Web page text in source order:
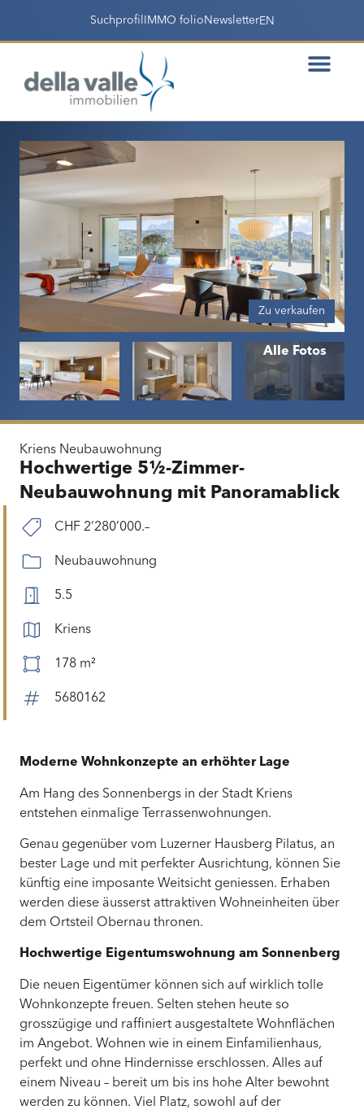
Suchprofil IMMO folio NewsletterEN
Zu verkaufen
Kriens Neubauwohnung
Hochwertige 5½-Zimmer-
Neubauwohnung mit Panoramablick
CHF 2’280’000.–
Neubauwohnung
5.5
Kriens
178 m²
5680162
Moderne Wohnkonzepte an erhöhter Lage
Am Hang des Sonnenbergs in der Stadt Kriens
entstehen einmalige Terrassenwohnungen.
Genau gegenüber vom Luzerner Hausberg Pilatus, an
bester Lage und mit perfekter Ausrichtung, können Sie
künftig eine imposante Weitsicht geniessen. Erhaben
werden diese äusserst attraktiven Wohneinheiten über
dem Ortsteil Obernau thronen.
Hochwertige Eigentumswohnung am Sonnenberg
Die neuen Eigentümer können sich auf wirklich tolle
Wohnkonzepte freuen. Selten stehen heute so
grosszügige und raffiniert ausgestaltete Wohnflächen
im Angebot. Wohnen wie in einem Einfamilienhaus,
perfekt und ohne Hindernisse erschlossen. Alles auf
einem Niveau – bereit um bis ins hohe Alter bewohnt
werden zu können. Viel Platz, sowohl auf der